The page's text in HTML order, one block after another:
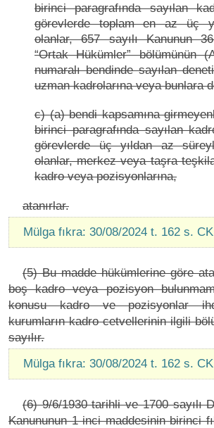
birinci paragrafında sayılan
görevlerde toplam en az üç
olanlar, 657 sayılı Kanunun
“Ortak Hükümler” bölümünün
numaralı bendinde sayılan
uzman kadrolarına veya bunlara
c) (a) bendi kapsamına
birinci paragrafında sayılan
görevlerde üç yıldan az
olanlar, merkez veya taşra
kadro veya pozisyonlarına,
atanırlar.
Mülga fıkra: 30/08/2024 t. 162 s.
(5) Bu madde hükümlerine göre
boş kadro veya pozisyon
konusu kadro ve pozisyonlar
kurumların kadro cetvellerinin ilgili
sayılır.
Mülga fıkra: 30/08/2024 t. 162 s.
(6) 9/6/1930 tarihli ve 1700 sayılı
Kanununun 1 inci maddesinin birinci